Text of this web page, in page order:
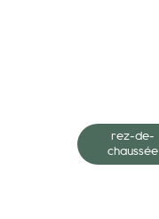
rez-de-
chaussée